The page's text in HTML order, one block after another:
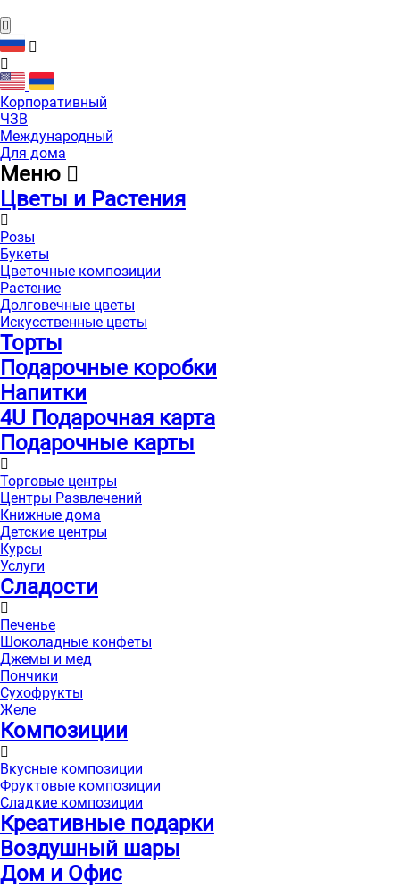
Корпоративный
ЧЗВ
Международный
Для дома
Меню
Цветы и Растения
Розы
Букеты
Цветочные композиции
Растение
Долговечные цветы
Искусственные цветы
Торты
Подарочные коробки
Напитки
4U Подарочная карта
Подарочные карты
Торговые центры
Центры Развлечений
Книжные дома
Детские центры
Курсы
Услуги
Сладости
Печенье
Шоколадные конфеты
Джемы и мед
Пончики
Сухофрукты
Желе
Композиции
Вкусные композиции
Фруктовые композиции
Сладкие композиции
Креативные подарки
Воздушный шары
Дом и Офис